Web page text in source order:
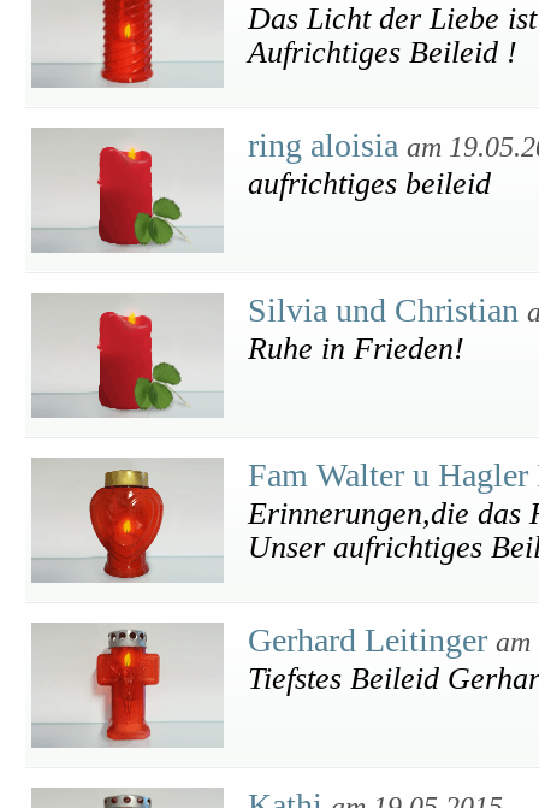
Das Licht der Liebe
Aufrichtiges Beileid !
ring aloisia am
aufrichtiges beileid
Silvia und Christian
Ruhe in Frieden!
Fam Walter u
Erinnerungen,die das
Unser aufrichtiges
Gerhard Leitinger am
Tiefstes Beileid